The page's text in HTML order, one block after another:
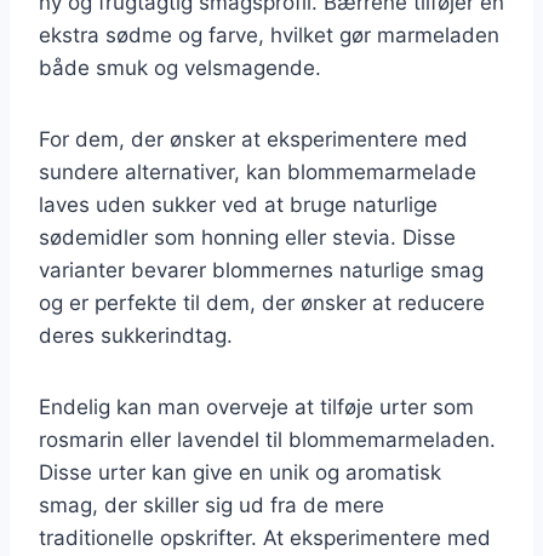
ekstra sødme og farve, hvilket gør marmeladen
både smuk og velsmagende.
For dem, der ønsker at eksperimentere med
sundere alternativer, kan blommemarmelade
laves uden sukker ved at bruge naturlige
sødemidler som honning eller stevia. Disse
varianter bevarer blommernes naturlige smag
og er perfekte til dem, der ønsker at reducere
deres sukkerindtag.
Endelig kan man overveje at tilføje urter som
rosmarin eller lavendel til blommemarmeladen.
Disse urter kan give en unik og aromatisk
smag, der skiller sig ud fra de mere
traditionelle opskrifter. At eksperimentere med